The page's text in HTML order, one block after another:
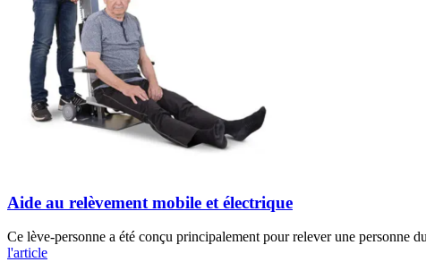
Aide au relèvement mobile et électrique
Ce lève-personne a été conçu principalement pour relever une personne
l'article